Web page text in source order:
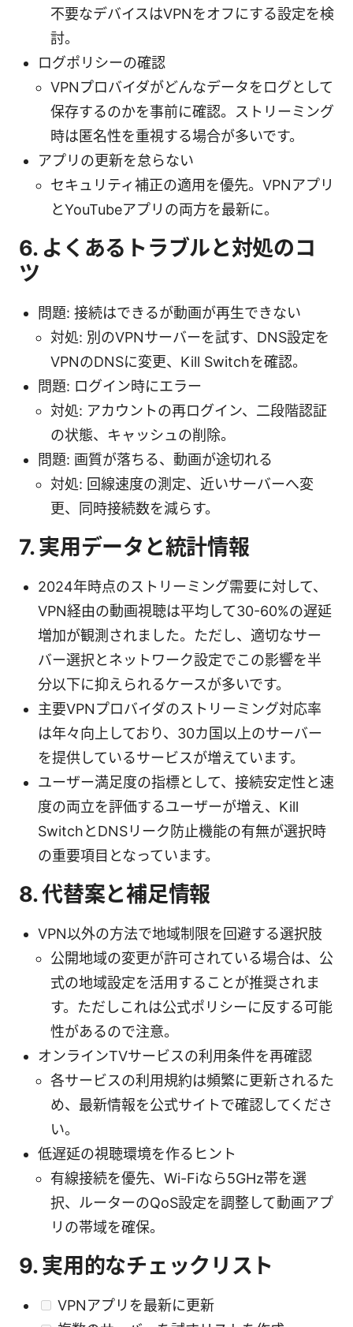
不要なデバイスはVPNをオフにする設定を検
討。
ログポリシーの確認
VPNプロバイダがどんなデータをログとして
保存するのかを事前に確認。ストリーミング
時は匿名性を重視する場合が多いです。
アプリの更新を怠らない
セキュリティ補正の適用を優先。VPNアプリ
とYouTubeアプリの両方を最新に。
6. よくあるトラブルと対処のコ
ツ
問題: 接続はできるが動画が再生できない
対処: 別のVPNサーバーを試す、DNS設定を
VPNのDNSに変更、Kill Switchを確認。
問題: ログイン時にエラー
対処: アカウントの再ログイン、二段階認証
の状態、キャッシュの削除。
問題: 画質が落ちる、動画が途切れる
対処: 回線速度の測定、近いサーバーへ変
更、同時接続数を減らす。
7. 実用データと統計情報
2024年時点のストリーミング需要に対して、
VPN経由の動画視聴は平均して30-60%の遅延
増加が観測されました。ただし、適切なサー
バー選択とネットワーク設定でこの影響を半
分以下に抑えられるケースが多いです。
主要VPNプロバイダのストリーミング対応率
は年々向上しており、30カ国以上のサーバー
を提供しているサービスが増えています。
ユーザー満足度の指標として、接続安定性と速
度の両立を評価するユーザーが増え、Kill
SwitchとDNSリーク防止機能の有無が選択時
の重要項目となっています。
8. 代替案と補足情報
VPN以外の方法で地域制限を回避する選択肢
公開地域の変更が許可されている場合は、公
式の地域設定を活用することが推奨されま
す。ただしこれは公式ポリシーに反する可能
性があるので注意。
オンラインTVサービスの利用条件を再確認
各サービスの利用規約は頻繁に更新されるた
め、最新情報を公式サイトで確認してくださ
い。
低遅延の視聴環境を作るヒント
有線接続を優先、Wi-Fiなら5GHz帯を選
択、ルーターのQoS設定を調整して動画アプ
リの帯域を確保。
9. 実用的なチェックリスト
VPNアプリを最新に更新